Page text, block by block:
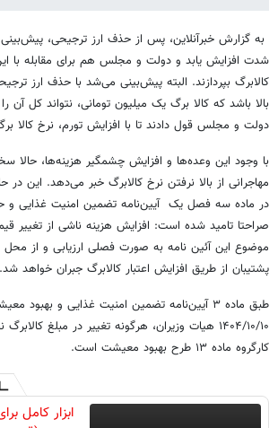
به گزارش خبرآنلاین، پس از حذف ارز ترجیحی،
شدت افزایش یابد و دولت و مجلس هم برای مقابله با
کالابرگ بپردازند. البته پیش‌بینی می‌شد با حذف ارز
بالا باشد که کالا برگ یک میلیون تومانی، نتواند کل
دولت و مجلس قول دادند تا با افزایش تورم، نرخ کالا
با وجود این وعده‌ها و افزایش چشمگیر هزینه‌ها، حالا
مهاجرانی از بالا نرفتن نرخ کالابرگ خبر می‌دهد. این
در ماده سه فصل یک آیین‌نامه تضمین امنیت غذایی و
صراحتا تامید شده است: افزایش هزینه ناشی از تغییر
موضوع این آئین نامه به صورت فصلی ارزیابی و از
پشتیبان از طریق افزایش اعتبار کالابرگ جبران خواهد شد.
طبق ماده ۳ آیین‌نامه تضمین امنیت غذایی و
۱۴۰۴/۱۰/۱۰ هیات وزیران، هرگونه تغییر در مبلغ
کارگروه ماده ۱۳ طرح بهبود معیشت است.
ابزار کامل